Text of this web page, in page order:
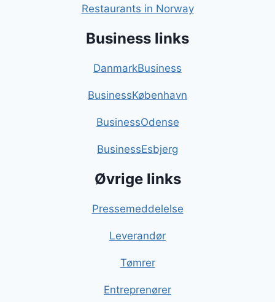
Restaurants in Norway
Business links
DanmarkBusiness
BusinessKøbenhavn
BusinessOdense
BusinessEsbjerg
Øvrige links
Pressemeddelelse
Leverandør
Tømrer
Entreprenører